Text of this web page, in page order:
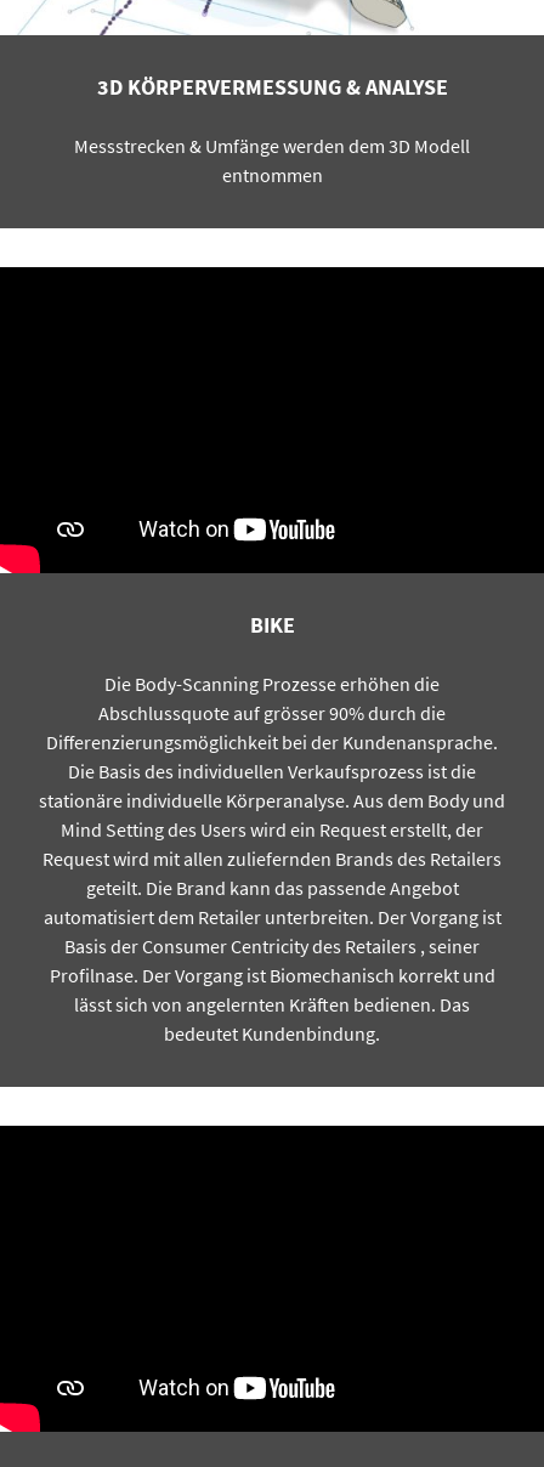
3D KÖRPERVERMESSUNG & ANALYSE
Messstrecken & Umfänge werden dem 3D Modell
entnommen
BIKE
Die Body-Scanning Prozesse erhöhen die
Abschlussquote auf grösser 90% durch die
Differenzierungsmöglichkeit bei der Kundenansprache.
Die Basis des individuellen Verkaufsprozess ist die
stationäre individuelle Körperanalyse. Aus dem Body und
Mind Setting des Users wird ein Request erstellt, der
Request wird mit allen zuliefernden Brands des Retailers
geteilt. Die Brand kann das passende Angebot
automatisiert dem Retailer unterbreiten. Der Vorgang ist
Basis der Consumer Centricity des Retailers , seiner
Profilnase. Der Vorgang ist Biomechanisch korrekt und
lässt sich von angelernten Kräften bedienen. Das
bedeutet Kundenbindung.